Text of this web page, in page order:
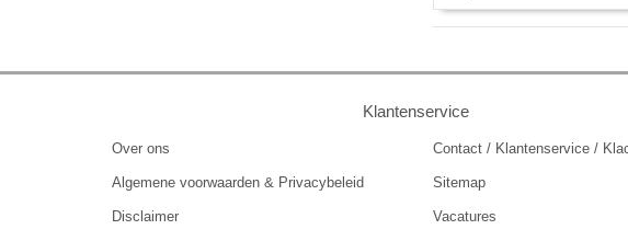
Klantenservice
Over ons
Algemene voorwaarden & Privacybeleid
Disclaimer
Contact / Klantenservice /
Sitemap
Vacatures